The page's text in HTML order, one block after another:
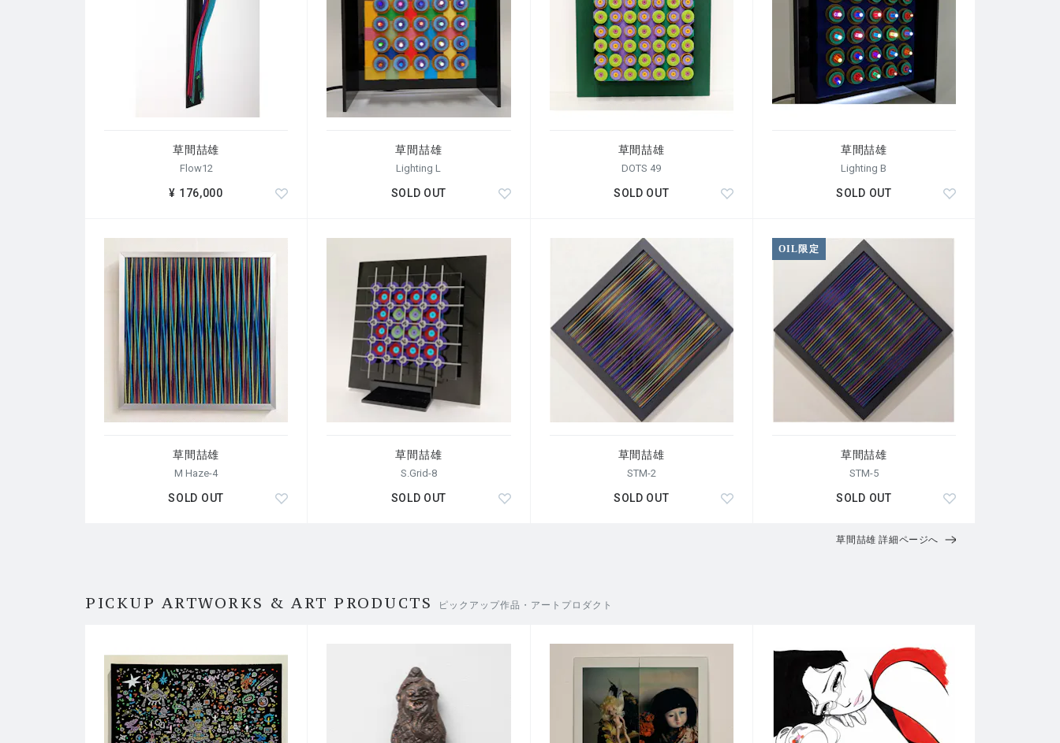
銀座ワコールアートスペース
パルスギャラリー
Azabujuban Gallery
ギャラリーなかむら
ギャラリーマロニエ
AD＆Aギャラリー
個展 -アメリカ-
ジェームズヨーギャラリー (ミシガン)
ファイバーセンターギャラリー (サンフランシスコ)
ガスタバスアドルファス大学 (ミネソタ)
コンテンポラリークラフトギャラリー (オレゴン)
受賞 -日本-
紺綬褒章
京都クラフトコンペインターナショナル
ショーウィンドーコンクール大阪
国際テキスタイルコンペティション京都
泉佐野駅前モニュメントコンペティション 採用
受賞 -海外-
マリエッタクラフトナショナル展
デザイナー・クラフトマン‘75
国際ファブリックデザイン展
コットンカムズホーム展
州立ユタ大学 アウトスタンディングアーティストアワード
草間喆雄
Flow12
¥ 176,000
草間喆雄
Lighting L
SOLD OUT
草間喆雄
DOTS 49
SOLD OUT
草間喆雄
Lighting B
SOLD OUT
草間喆雄
M Haze-4
SOLD OUT
草間喆雄
S.Grid-8
SOLD OUT
草間喆雄
STM-2
SOLD OUT
OIL限定
草間喆雄
STM-5
SOLD OUT
草間喆雄 詳細ページへ
PICKUP ARTWORKS & ART PRODUCTS ピックアップ作品・アートプロダクト